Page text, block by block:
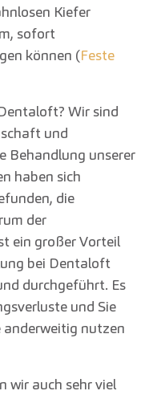
Kiefer
sofort
können (Feste
Wir sind
und
Behandlung unserer
haben sich
die
der
ein großer Vorteil
bei Dentaloft
durchgeführt. Es
und Sie
anderweitig nutzen
wir auch sehr viel